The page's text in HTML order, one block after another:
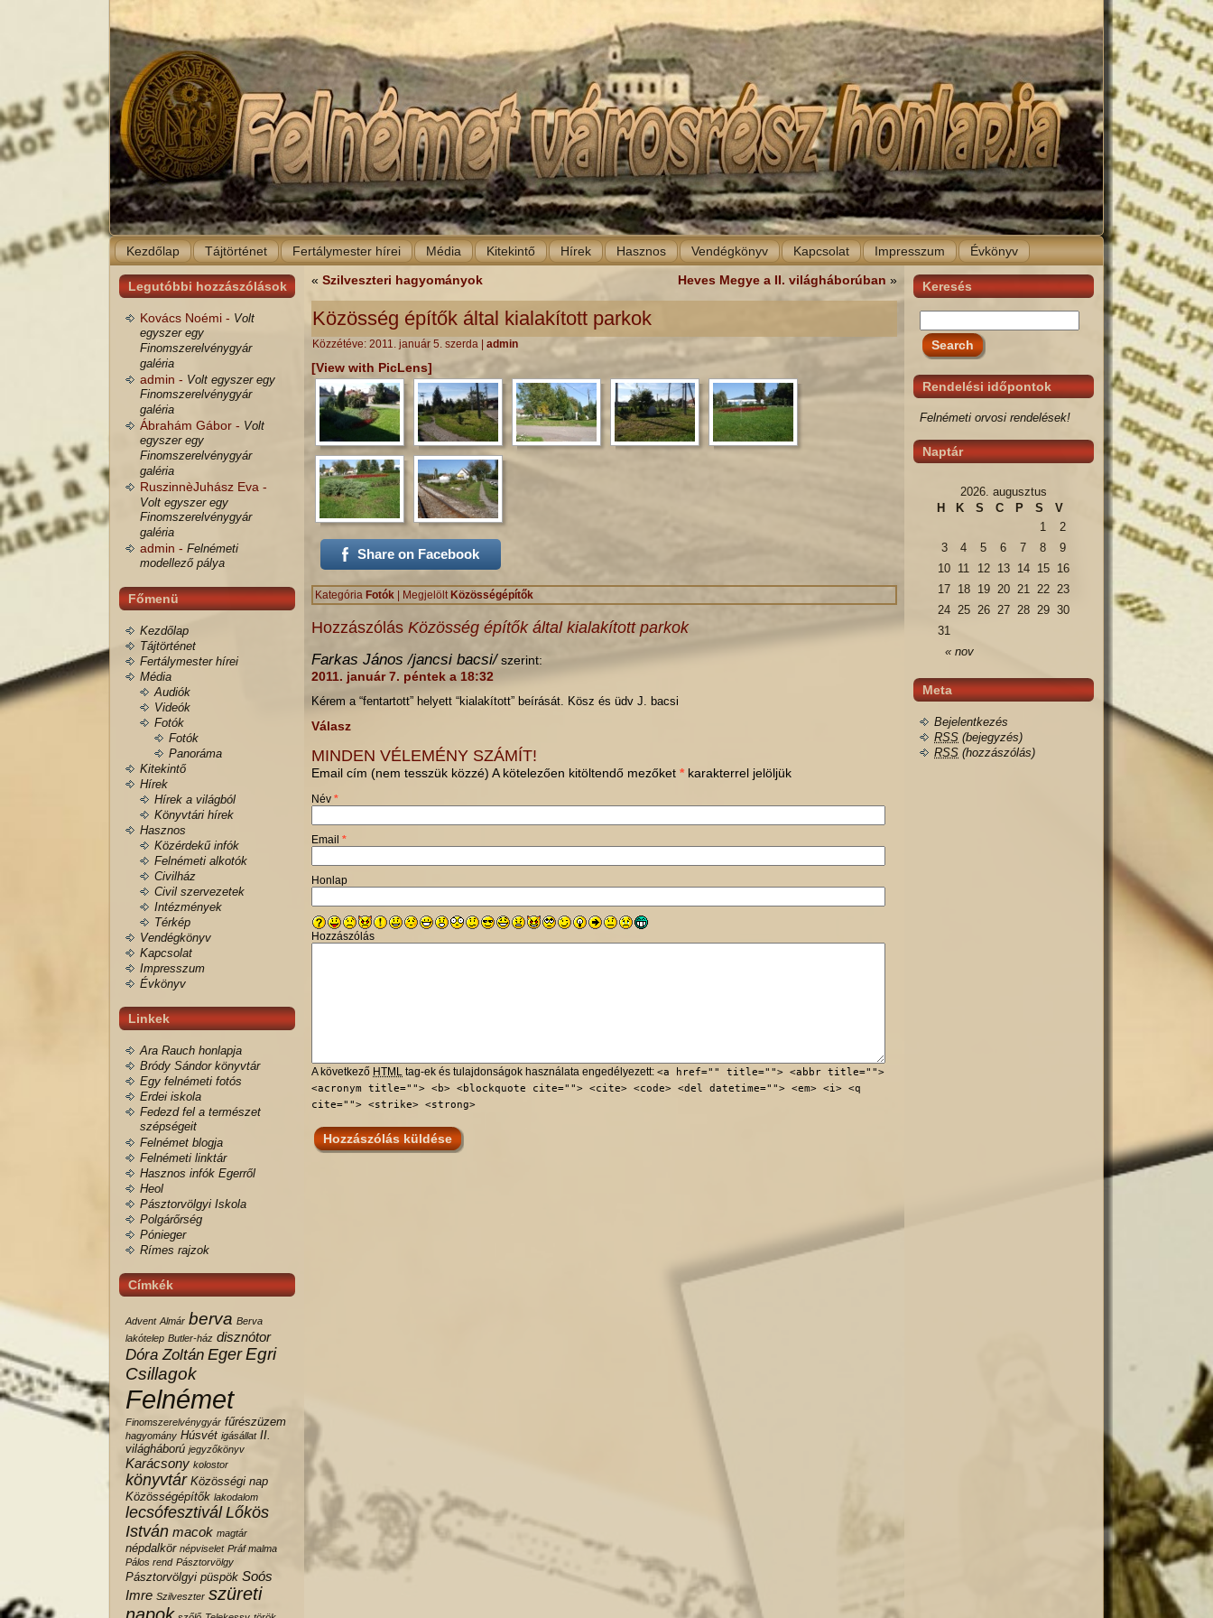
Kezdőlap Tájtörténet Fertálymester hírei Média Kitekintő Hírek Hasznos Vendégkönyv Kapcsolat Impresszum Évkönyv
Legutóbbi hozzászólások
Kovács Noémi - Volt
egyszer egy
Finomszerelvénygyár
galéria
admin - Volt egyszer egy
Finomszerelvénygyár
galéria
Ábrahám Gábor - Volt
egyszer egy
Finomszerelvénygyár
galéria
RuszinnèJuhász Eva -
Volt egyszer egy
Finomszerelvénygyár
galéria
admin - Felnémeti
modellező pálya
Főmenü
Kezdőlap
Tájtörténet
Fertálymester hírei
Média
Audiók
Videók
Fotók
Fotók
Panoráma
Kitekintő
Hírek
Hírek a világból
Könyvtári hírek
Hasznos
Közérdekű infók
Felnémeti alkotók
Civilház
Civil szervezetek
Intézmények
Térkép
Vendégkönyv
Kapcsolat
Impresszum
Évkönyv
Linkek
Ara Rauch honlapja
Bródy Sándor könyvtár
Egy felnémeti fotós
Erdei iskola
Fedezd fel a természet
szépségeit
Felnémet blogja
Felnémeti linktár
Hasznos infók Egerről
Heol
Pásztorvölgyi Iskola
Polgárőrség
Pónieger
Rímes rajzok
Címkék
Advent Almár berva Berva
lakótelep Butler-ház disznótor
Dóra Zoltán Eger Egri
Csillagok
Felnémet
Finomszerelvénygyár fűrészüzem
hagyomány Húsvét igásállat II.
világháború jegyzőkönyv
Karácsony kolostor
könyvtár Közösségi nap
Közösségépítők lakodalom
lecsófesztivál Lőkös
István macok magtár
népdalkör népviselet Práf malma
Pálos rend Pásztorvölgy
Pásztorvölgyi püspök Soós
Imre Szilveszter szüreti
« Szilveszteri hagyományok Heves Megye a II. világháborúban »
Közösség építők által kialakított parkok
Közzétéve: 2011. január 5. szerda admin
[View with PicLens]
Share on Facebook
Kategória Fotók Megjelölt Közösségépítők
Hozzászólás Közösség építők által kialakított parkok
Farkas János /jancsi bacsi/ szerint:
2011. január 7. péntek a 18:32
Kérem a “fentartott” helyett “kialakított” beírását. Kösz és üdv J. bacsi
Válasz
MINDEN VÉLEMÉNY SZÁMÍT!
Email cím (nem tesszük közzé) A kötelezően kitöltendő mezőket * karakterrel jelöljük
Név *
Email *
Honlap
Hozzászólás
A következő HTML tag-ek és tulajdonságok használata engedélyezett: <a href="" title=""> <abbr title="">
<acronym title=""> <b> <blockquote cite=""> <cite> <code> <del datetime=""> <em> <i> <q
cite=""> <strike> <strong>
Keresés
Rendelési időpontok
Felnémeti orvosi rendelések!
Naptár
2026. augusztus
H
K S C P S V
« nov
1
2
3
4 5 6 7 8
9
10 11 12 13 14 15
16
17 18 19 20 21 22 23
24 25 26 27 28 29 30
31
Meta
Bejelentkezés
RSS (bejegyzés)
RSS (hozzászólás)